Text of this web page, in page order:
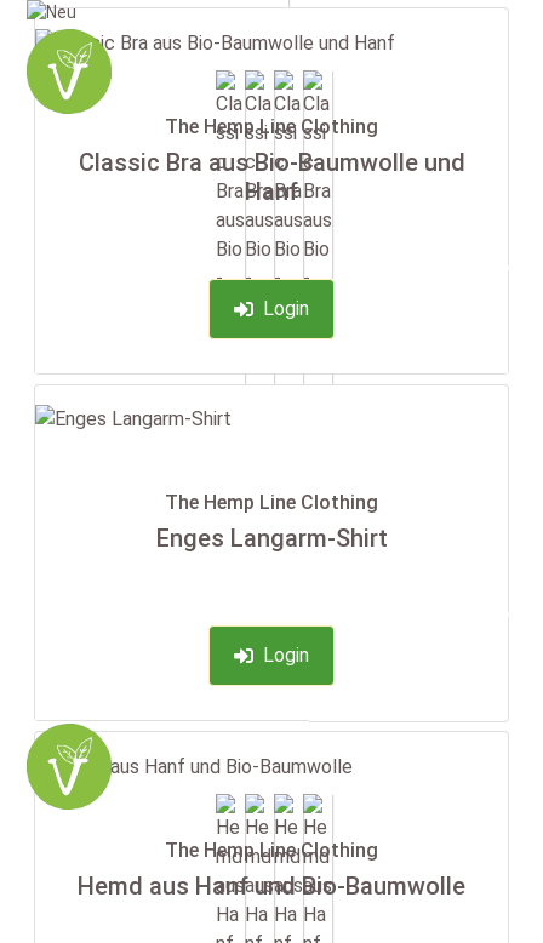
The Hemp Line Clothing
Classic Bra aus Bio-Baumwolle und
Hanf
Login
-35%
The Hemp Line Clothing
Enges Langarm-Shirt
Login
-35%
The Hemp Line Clothing
Hemd aus Hanf und Bio-Baumwolle